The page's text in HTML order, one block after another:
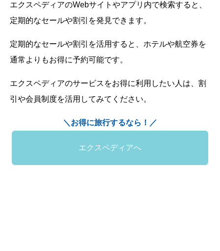
エクスペディアのWebサイトやアプリ内で検索すると、
定期的なセールや割引を発見できます。
定期的なセールや割引を活用すると、ホテルや航空券を
通常よりもお得に予約可能です。
エクスペディアのサービスをお得に利用したい人は、割
引や会員制度を活用してみてください。
＼お得に旅行するなら！／
エクスペディアへ